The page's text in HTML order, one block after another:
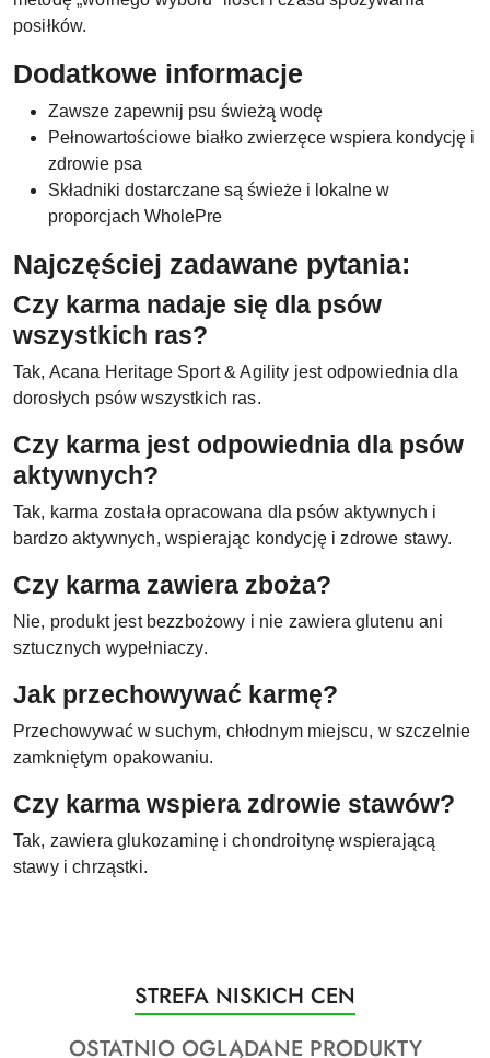
posiłków.
Dodatkowe informacje
Zawsze zapewnij psu świeżą wodę
Pełnowartościowe białko zwierzęce wspiera kondycję i
zdrowie psa
Składniki dostarczane są świeże i lokalne w
proporcjach WholePre
Najczęściej zadawane pytania:
Czy karma nadaje się dla psów
wszystkich ras?
Tak, Acana Heritage Sport & Agility jest odpowiednia dla
dorosłych psów wszystkich ras.
Czy karma jest odpowiednia dla psów
aktywnych?
Tak, karma została opracowana dla psów aktywnych i
bardzo aktywnych, wspierając kondycję i zdrowe stawy.
Czy karma zawiera zboża?
Nie, produkt jest bezzbożowy i nie zawiera glutenu ani
sztucznych wypełniaczy.
Jak przechowywać karmę?
Przechowywać w suchym, chłodnym miejscu, w szczelnie
zamkniętym opakowaniu.
Czy karma wspiera zdrowie stawów?
Tak, zawiera glukozaminę i chondroitynę wspierającą
stawy i chrząstki.
Pomiń karuzelę produktów
Produkty
o
statusie:
STREFA NISKICH CEN
Produkty
OSTATNIO OGLĄDANE PRODUKTY